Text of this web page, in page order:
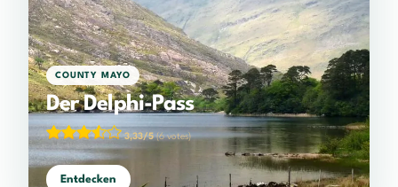
COUNTY MAYO
Der Delphi-Pass
3,33/5(6 votes)
Entdecken